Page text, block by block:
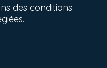
des conditions